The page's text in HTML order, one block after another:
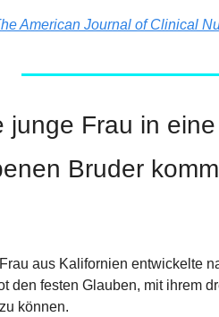
American Journal of Clinical
Frau in
Bruder
aus Kalifornien entwickelte
den festen Glauben, mit ihrem
können.